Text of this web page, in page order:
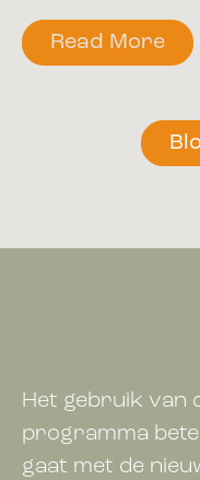
Read More
Het gebruik van
programma
gaat met de